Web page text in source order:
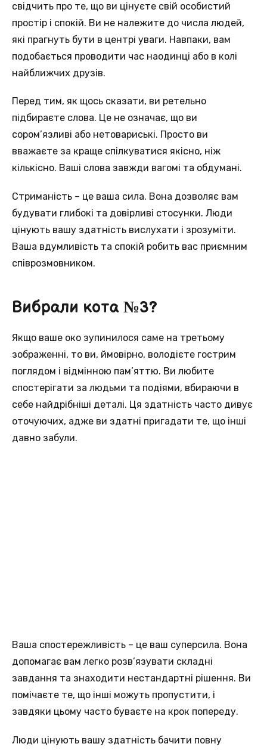
свідчить про те, що ви цінуєте свій особистий
простір і спокій. Ви не належите до числа людей,
які прагнуть бути в центрі уваги. Навпаки, вам
подобається проводити час наодинці або в колі
найближчих друзів.
Перед тим, як щось сказати, ви ретельно
підбираєте слова. Це не означає, що ви
сором’язливі або нетовариські. Просто ви
вважаєте за краще спілкуватися якісно, ніж
кількісно. Ваші слова завжди вагомі та обдумані.
Стриманість – це ваша сила. Вона дозволяє вам
будувати глибокі та довірливі стосунки. Люди
цінують вашу здатність вислухати і зрозуміти.
Ваша вдумливість та спокій робить вас приємним
співрозмовником.
Вибрали кота №3?
Якщо ваше око зупинилося саме на третьому
зображенні, то ви, ймовірно, володієте гострим
поглядом і відмінною пам’яттю. Ви любите
спостерігати за людьми та подіями, вбираючи в
себе найдрібніші деталі. Ця здатність часто дивує
оточуючих, адже ви здатні пригадати те, що інші
давно забули.
Ваша спостережливість – це ваш суперсила. Вона
допомагає вам легко розв’язувати складні
завдання та знаходити нестандартні рішення. Ви
помічаєте те, що інші можуть пропустити, і
завдяки цьому часто буваєте на крок попереду.
Люди цінують вашу здатність бачити повну